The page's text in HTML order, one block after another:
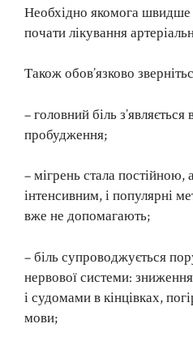
Необхідно якомога швидше
почати лікування
Також обов’язково
– головний біль
пробудження;
– мігрень стала постійною,
інтенсивним, і популярні
вже не допомагають;
– біль супроводжується
нервової системи:
і судомами в кінцівках,
мови;